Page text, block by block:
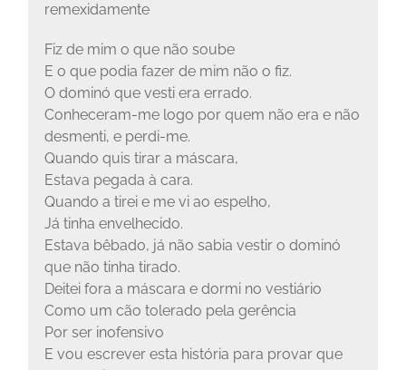
remexidamente
Fiz de mim o que não soube
E o que podia fazer de mim não o fiz.
O dominó que vesti era errado.
Conheceram-me logo por quem não era e não
desmenti, e perdi-me.
Quando quis tirar a máscara,
Estava pegada à cara.
Quando a tirei e me vi ao espelho,
Já tinha envelhecido.
Estava bêbado, já não sabia vestir o dominó
que não tinha tirado.
Deitei fora a máscara e dormi no vestiário
Como um cão tolerado pela gerência
Por ser inofensivo
E vou escrever esta história para provar que